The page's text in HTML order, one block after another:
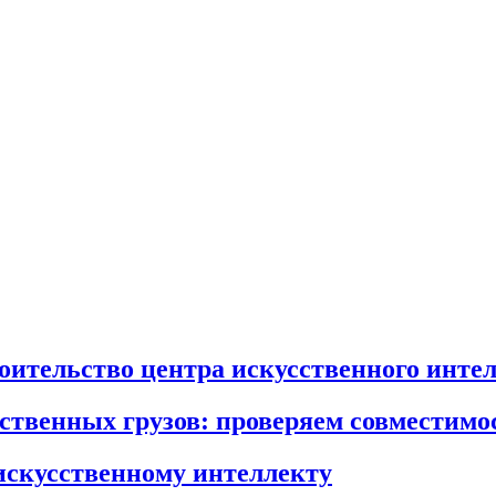
центра искусственного
грузов: проверяем
интеллекту